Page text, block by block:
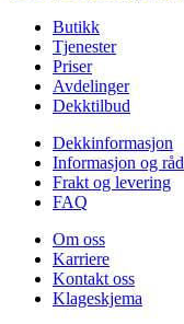
Butikk
Tjenester
Priser
Avdelinger
Dekktilbud
Dekkinformasjon
Informasjon og råd
Frakt og levering
FAQ
Om oss
Karriere
Kontakt oss
Klageskjema